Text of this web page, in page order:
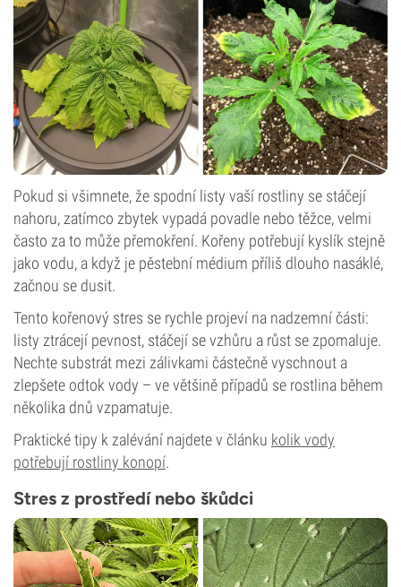
Pokud si všimnete, že spodní listy vaší rostliny se stáčejí
nahoru, zatímco zbytek vypadá povadle nebo těžce, velmi
často za to může přemokření. Kořeny potřebují kyslík stejně
jako vodu, a když je pěstební médium příliš dlouho nasáklé,
začnou se dusit.
Tento kořenový stres se rychle projeví na nadzemní části:
listy ztrácejí pevnost, stáčejí se vzhůru a růst se zpomaluje.
Nechte substrát mezi zálivkami částečně vyschnout a
zlepšete odtok vody – ve většině případů se rostlina během
několika dnů vzpamatuje.
Praktické tipy k zalévání najdete v článku kolik vody
potřebují rostliny konopí.
Stres z prostředí nebo škůdci